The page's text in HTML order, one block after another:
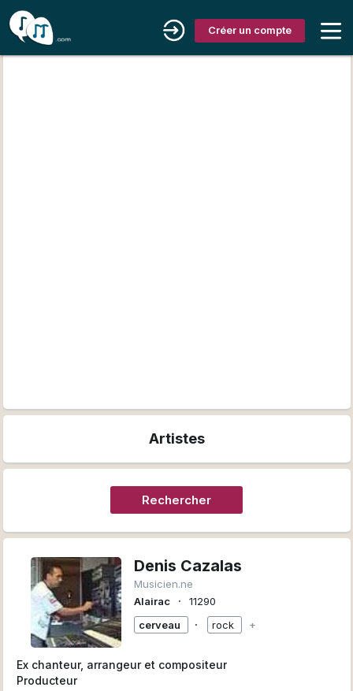
Créer un compte
Artistes
Rechercher
Denis Cazalas
Musicien.ne
Alairac
∙
11290
cerveau
∙ rock +
Ex chanteur, arrangeur et compositeur
Producteur